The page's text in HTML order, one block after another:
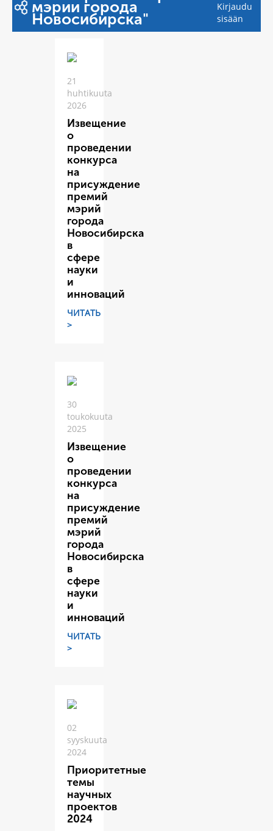
мэрии города
Новосибирска"
Kirjaudu
sisään
21
huhtikuuta
2026
Извещение
о
проведении
конкурса
на
присуждение
премий
мэрий
города
Новосибирска
в
сфере
науки
и
инноваций
ЧИТАТЬ
>
30
toukokuuta
2025
Извещение
о
проведении
конкурса
на
присуждение
премий
мэрий
города
Новосибирска
в
сфере
науки
и
инноваций
ЧИТАТЬ
>
02
syyskuuta
2024
Приоритетные
темы
научных
проектов
2024